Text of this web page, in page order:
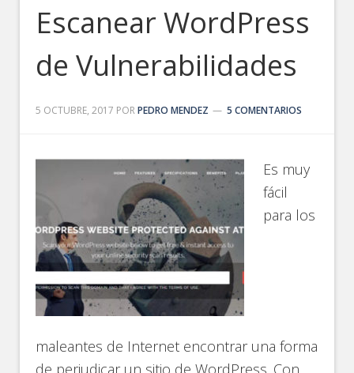
Escanear WordPress
de Vulnerabilidades
5 OCTUBRE, 2017 PORPEDRO MENDEZ 5 COMENTARIOS
Es muy
fácil
para los
maleantes de Internet encontrar una forma
de perjudicar un sitio de WordPress. Con